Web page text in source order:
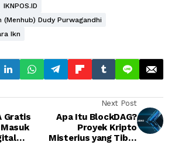
IKNPOS.ID
(Menhub) Dudy Purwagandhi
Ikn
Gratis
Next Post
Apa Itu BlockDAG?
Proyek Kripto
Misterius yang Tiba-